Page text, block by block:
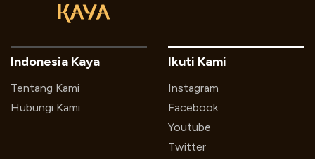
Indonesia Kaya
Tentang Kami
Hubungi Kami
Ikuti Kami
Instagram
Facebook
Youtube
Twitter